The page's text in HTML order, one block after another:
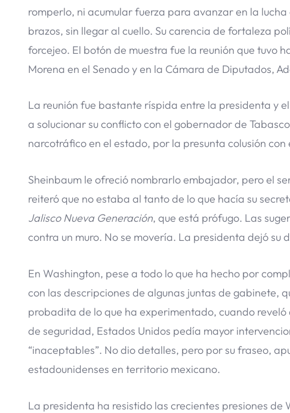
romperlo, ni acumular fuerza para avanzar en la
brazos, sin llegar al cuello. Su carencia de fortaleza
forcejeo. El botón de muestra fue la reunión que tuvo
Morena en el Senado y en la Cámara de Diputados,
La reunión fue bastante ríspida entre la presidenta y
a solucionar su conflicto con el gobernador de
narcotráfico en el estado, por la presunta colusión
Sheinbaum le ofreció nombrarlo embajador, pero el
reiteró que no estaba al tanto de lo que hacía su
Jalisco Nueva Generación, que está prófugo. Las
contra un muro. No se movería. La presidenta dejó su
En Washington, pese a todo lo que ha hecho por
con las descripciones de algunas juntas de gabinete,
probadita de lo que ha experimentado, cuando
de seguridad, Estados Unidos pedía mayor
“inaceptables”. No dio detalles, pero por su fraseo,
estadounidenses en territorio mexicano.
La presidenta ha resistido las crecientes presiones